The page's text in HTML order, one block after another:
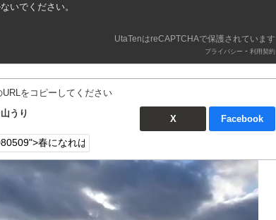
いでください。
UtaTenはreCAPTCHAで保護されています
プライバシー - 利用契約
をコピーしてください
うり
X Facebook